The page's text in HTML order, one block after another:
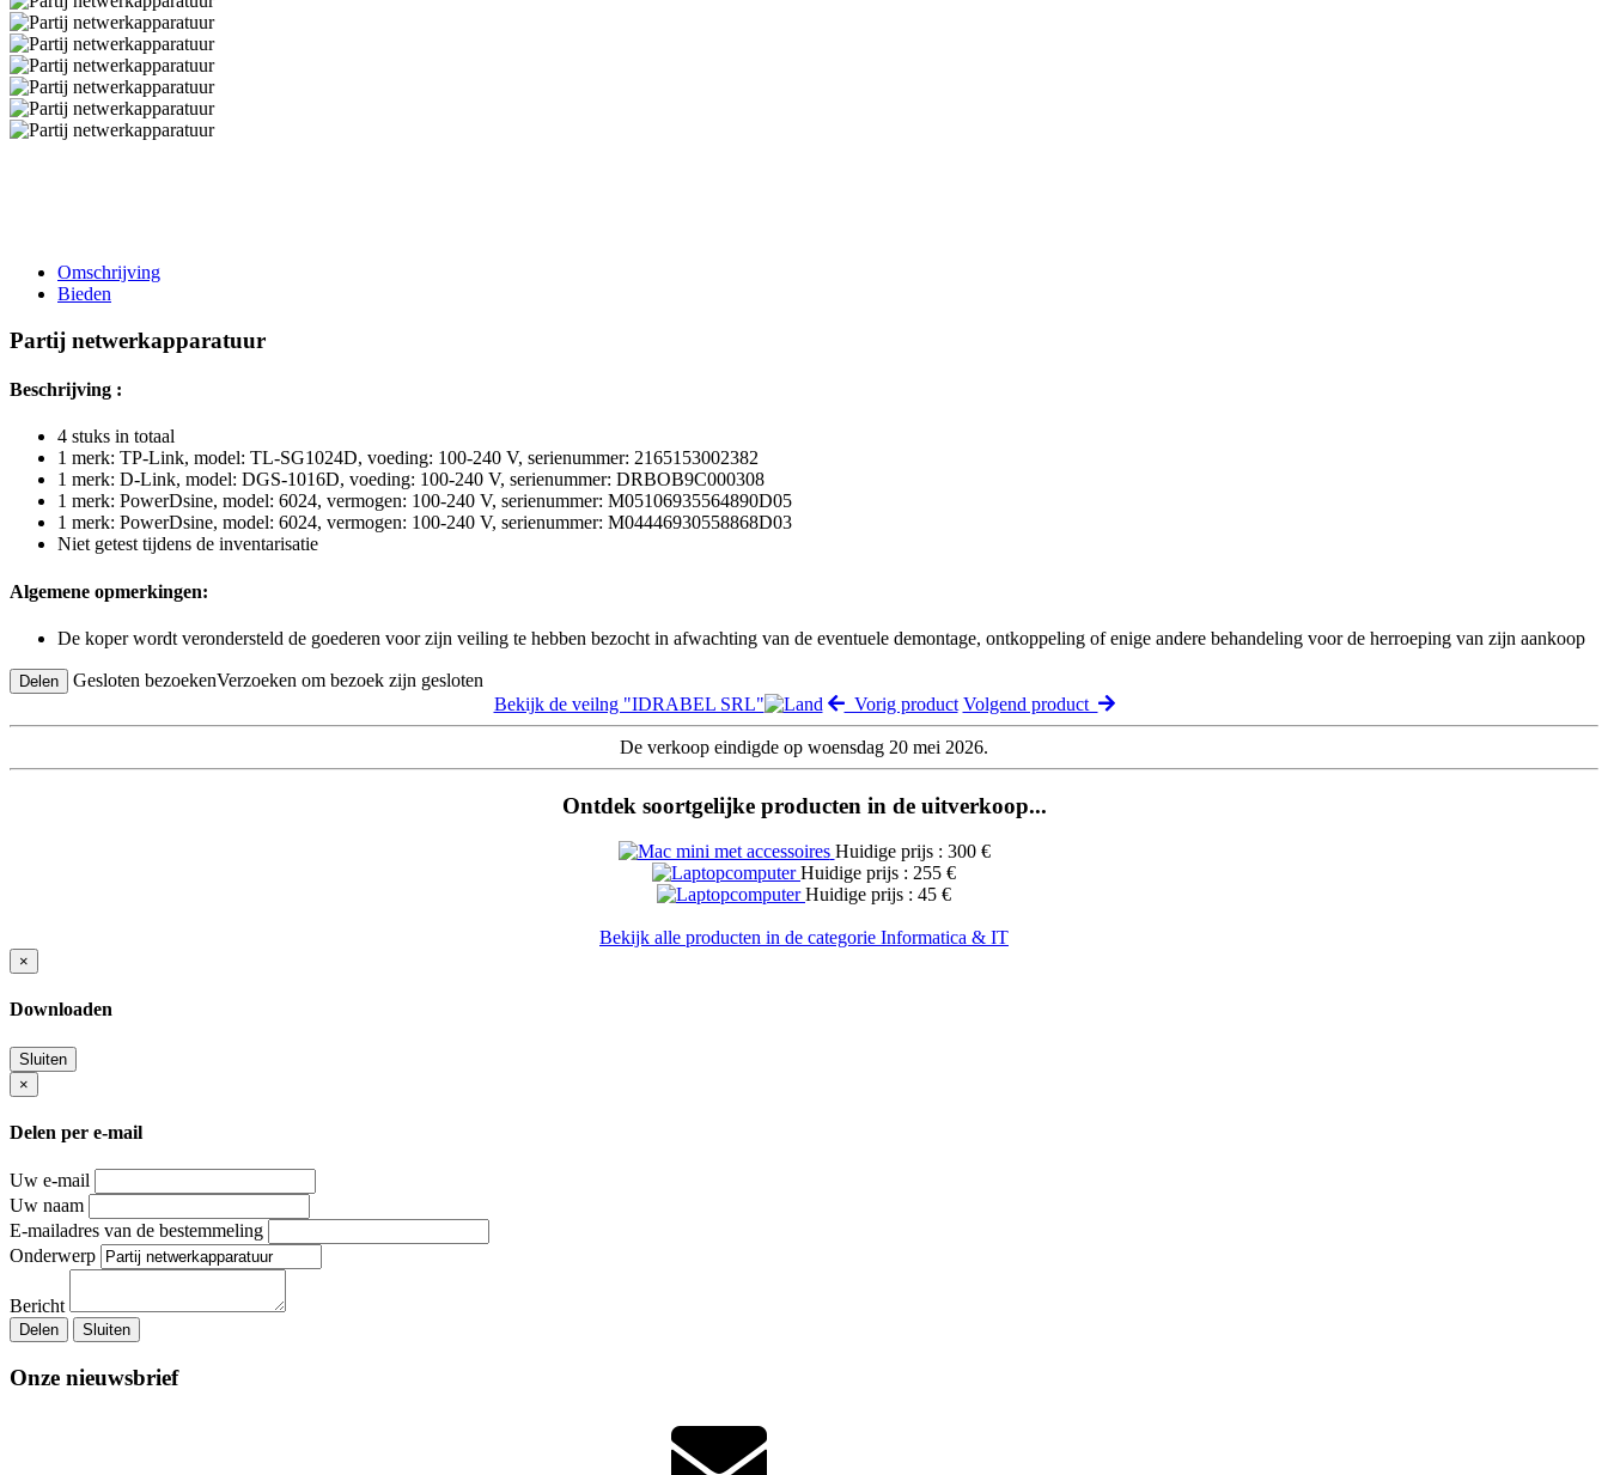
Omschrijving
Bieden
Partij netwerkapparatuur
Beschrijving :
4 stuks in totaal
1 merk: TP-Link, model: TL-SG1024D, voeding: 100-240 V, serienummer: 2165153002382
1 merk: D-Link, model: DGS-1016D, voeding: 100-240 V, serienummer: DRBOB9C000308
1 merk: PowerDsine, model: 6024, vermogen: 100-240 V, serienummer: M05106935564890D05
1 merk: PowerDsine, model: 6024, vermogen: 100-240 V, serienummer: M04446930558868D03
Niet getest tijdens de inventarisatie
Algemene opmerkingen:
De koper wordt verondersteld de goederen voor zijn veiling te hebben bezocht in afwachting van de eventuele demontage, ontkoppeling of enige andere behandeling voor de herroeping van zijn aankoop
Delen Gesloten bezoekenVerzoeken om bezoek zijn gesloten
Bekijk de veilng "IDRABEL SRL"
Vorig product Volgend product
De verkoop eindigde op woensdag 20 mei 2026.
Ontdek soortgelijke producten in de uitverkoop...
Huidige prijs : 300 €
Huidige prijs : 255 €
Huidige prijs : 45 €
Bekijk alle producten in de categorie Informatica & IT
×
Downloaden
Sluiten
×
Delen per e-mail
Uw e-mail
Uw naam
E-mailadres van de bestemmeling
Onderwerp
Bericht
Delen Sluiten
Onze nieuwsbrief